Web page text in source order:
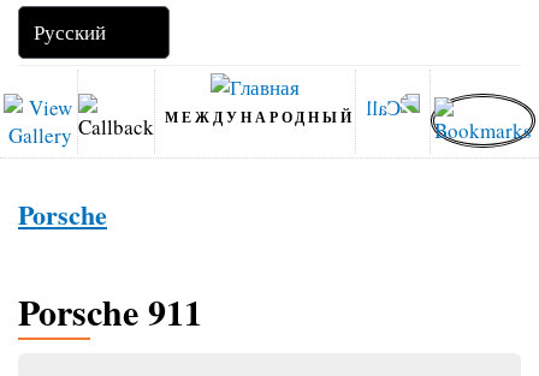
МЕЖДУНАРОДНЫЙ
Porsche
Porsche 911